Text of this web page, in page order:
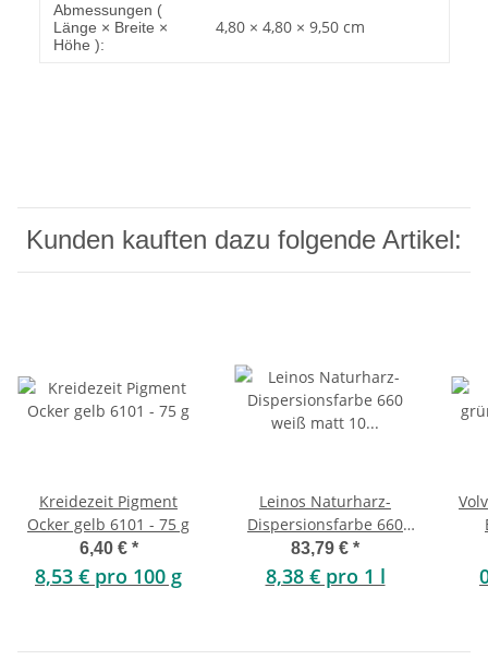
Abmessungen (
Länge × Breite ×
Höhe ):
4,80 × 4,80 × 9,50 cm
Kunden kauften dazu folgende Artikel:
Kreidezeit Pigment
Ocker gelb 6101 - 75 g
6,40 € *
8,53 € pro 100 g
Leinos Naturharz-
Dispersionsfarbe 660
weiß matt 10 Liter
83,79 € *
8,38 € pro 1 l